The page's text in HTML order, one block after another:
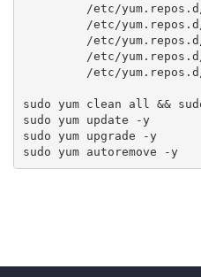
/etc/yum.repos.d/
/etc/yum.repos.d/
/etc/yum.repos.d/
/etc/yum.repos.d/
/etc/yum.repos.d/
sudo yum clean all &&
sudo yum update -y
sudo yum upgrade -y
sudo yum autoremove -y